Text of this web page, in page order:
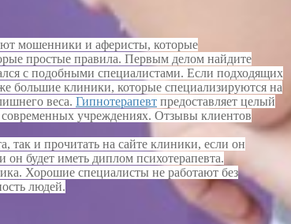
мошенники и аферисты, которые
простые правила. Первым делом найдите
с подобными специалистами. Если подходящих
большие клиники, которые специализируются на
веса. Гипнотерапевт предоставляет целый
учреждениях. Отзывы клиентов
так и прочитать на сайте клиники, если он
он будет иметь диплом психотерапевта.
Хорошие специалисты не работают без
людей.